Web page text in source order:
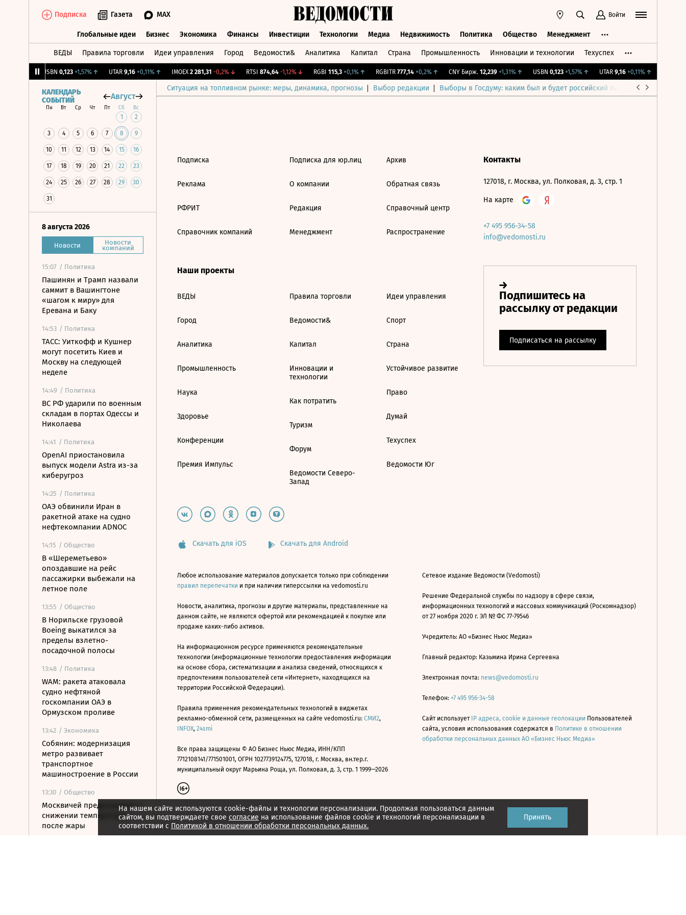
Подписка Газета MAX Войти
Глобальные идеи Бизнес Экономика Финансы Инвестиции Технологии Медиа Недвижимость Политика Общество Менеджмент
ВЕДЫ Правила торговли Идеи управления Город Ведомости& Аналитика Капитал Страна Промышленность Инновации и технологии Техуспех
USBN 0,123 +1,57%↑ UTAR 9,16 +0,11%↑ IMOEX 2 281,31 -0,2%↓ RTSI 874,64 -1,12%↓ RGBI 115,3 +0,1%↑ RGBITR 777,14 +0,2%↑ CNY Бирж. 12,239 +1,31%↑ USBN 0,123 +1,57%↑ UTAR 9,16 +0,11%↑
Ситуация на топливном рынке: меры, динамика, прогнозы Выбор редакции Выборы в Госдуму: каким был и будет российский парламент
КАЛЕНДАРЬ
СОБЫТИЙ
Август
Пн Вт Ср Чт Пт Сб Вс
1 2
3 4 5 6 7 8 9
10 11 12 13 14 15 16
17 18 19 20 21 22 23
24 25 26 27 28 29 30
31
8 августа 2026
Новости Новости
компаний
15:07 / Политика
Пашинян и Трамп назвали
саммит в Вашингтоне
«шагом к миру» для
Еревана и Баку
14:53 / Политика
ТАСС: Уиткофф и Кушнер
могут посетить Киев и
Москву на следующей
неделе
14:49 / Политика
ВС РФ ударили по военным
складам в портах Одессы и
Николаева
14:41 / Политика
OpenAI приостановила
выпуск модели Astra из-за
киберугроз
14:25 / Политика
ОАЭ обвинили Иран в
ракетной атаке на судно
нефтекомпании ADNOC
14:15 / Общество
В «Шереметьево»
опоздавшие на рейс
пассажирки выбежали на
летное поле
13:55 / Общество
В Норильске грузовой
Boeing выкатился за
пределы взлетно-
посадочной полосы
13:48 / Политика
WAM: ракета атаковала
судно нефтяной
госкомпании ОАЭ в
Ормузском проливе
13:42 / Экономика
Собянин: модернизация
метро развивает
транспортное
машиностроение в России
13:30 / Общество
Москвичей предупредили о
снижении температуры
после жары
На нашем сайте используются cookie-файлы и технологии персонализации. Продолжая пользоваться данным
сайтом, вы подтверждаете свое согласие на использование файлов cookie и технологий персонализации в
соответствии с Политикой в отношении обработки персональных данных.
Принять
Подписка
Реклама
РФРИТ
Справочник компаний
Подписка для юр.лиц
О компании
Редакция
Менеджмент
Архив
Обратная связь
Справочный центр
Распространение
Наши проекты
ВЕДЫ
Город
Аналитика
Промышленность
Наука
Здоровье
Конференции
Премия Импульс
Правила торговли
Ведомости&
Капитал
Инновации и
технологии
Как потратить
Туризм
Форум
Ведомости Северо-
Запад
Идеи управления
Спорт
Страна
Устойчивое развитие
Право
Думай
Техуспех
Ведомости Юг
Контакты
127018, г. Москва, ул. Полковая, д. 3, стр. 1
На карте
+7 495 956-34-58
info@vedomosti.ru
Скачать для iOS Скачать для Android
Любое использование материалов допускается только при соблюдении
правил перепечатки и при наличии гиперссылки на vedomosti.ru
Новости, аналитика, прогнозы и другие материалы, представленные на
данном сайте, не являются офертой или рекомендацией к покупке или
продаже каких-либо активов.
На информационном ресурсе применяются рекомендательные
технологии (информационные технологии предоставления информации
на основе сбора, систематизации и анализа сведений, относящихся к
предпочтениям пользователей сети «Интернет», находящихся на
территории Российской Федерации).
Правила применения рекомендательных технологий в виджетах
рекламно-обменной сети, размещенных на сайте vedomosti.ru: СМИ2,
INFOX, 24smi
Все права защищены © АО Бизнес Ньюс Медиа, ИНН/КПП
7712108141/771501001, ОГРН 1027739124775, 127018, г. Москва, вн.тер.г.
муниципальный округ Марьина Роща, ул. Полковая, д. 3, стр. 1 1999—2026
Сетевое издание Ведомости (Vedomosti)
Решение Федеральной службы по надзору в сфере связи,
информационных технологий и массовых коммуникаций (Роскомнадзор)
от 27 ноября 2020 г. ЭЛ № ФС 77-79546
Учредитель: АО «Бизнес Ньюс Медиа»
Главный редактор: Казьмина Ирина Сергеевна
Электронная почта: news@vedomosti.ru
Телефон: +7 495 956-34-58
Сайт использует IP адреса, cookie и данные геолокации Пользователей
сайта, условия использования содержатся в Политике в отношении
обработки персональных данных АО «Бизнес Ньюс Медиа»